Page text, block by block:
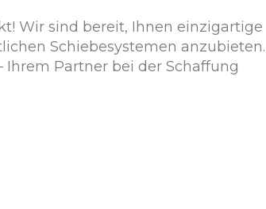
Wir sind bereit, Ihnen einzigartige
Schiebesystemen anzubieten.
Partner bei der Schaffung